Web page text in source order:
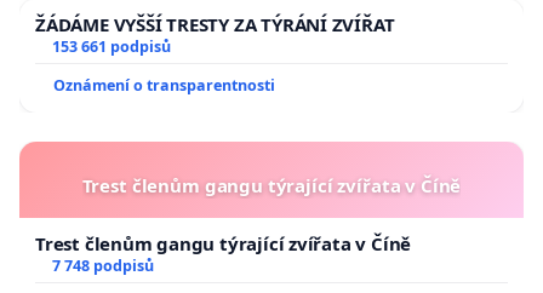
ŽÁDÁME VYŠŠÍ TRESTY ZA TÝRÁNÍ ZVÍŘAT
153 661 podpisů
Oznámení o transparentnosti
Trest členům gangu týrající zvířata v Číně
Trest členům gangu týrající zvířata v Číně
7 748 podpisů